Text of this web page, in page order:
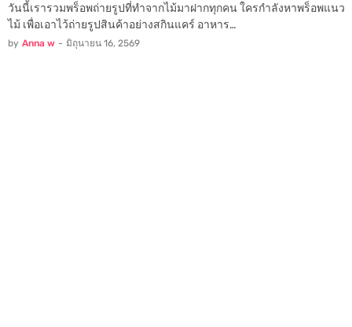
วันนี้เรารวมพร็อพถ่ายรูปที่ทำจากไม้มาฝากทุกคน ใครกำลังหาพร็อพแนว
ไม้ เพื่อเอาไว้ถ่ายรูปสินค้าอย่างสกินแคร์ อาหาร…
by Anna w - มิถุนายน 16, 2569